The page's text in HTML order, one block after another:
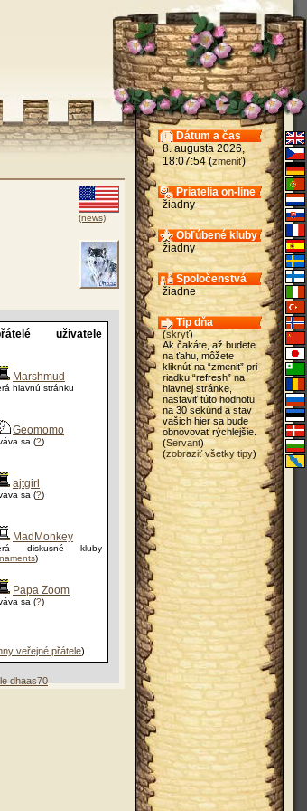
(news)
uživatele
Marshmud
hlavnú stránku
Geomomo
sa (?)
ajtgirl
sa (?)
MadMonkey
diskusné kluby
)
Papa Zoom
sa (?)
veřejné přátele)
dhaas70
Dátum a čas
8. augusta 2026,
18:07:54 (zmeniť)
Priatelia on-line
žiadny
Obľúbené kluby
žiadny
Spoločenstvá
žiadne
Tip dňa
(skryť)
Ak čakáte, až budete
na ťahu, môžete
kliknúť na “zmenit” pri
riadku “refresh” na
hlavnej stránke,
nastaviť túto hodnotu
na 30 sekúnd a stav
vašich hier sa bude
obnovovať rýchlejšie.
(Servant)
(zobraziť všetky tipy)